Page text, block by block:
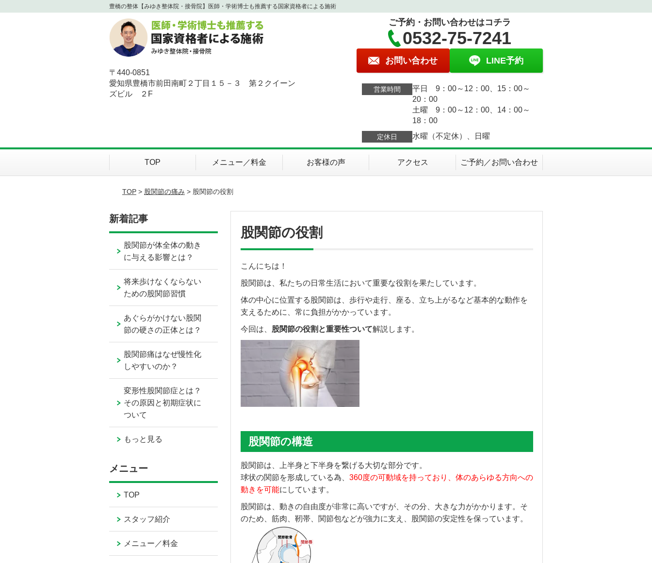
豊橋の整体【みゆき整体院・接骨院】医師・学術博士も推薦する国家資格者による施術
〒440-0851
愛知県豊橋市前田南町２丁目１５－３ 第２クイーン
ズビル ２F
ご予約・お問い合わせはコチラ
0532-75-7241
お問い合わせ LINE予約
営業時間
平日 9：00～12：00、15：00～
20：00
土曜 9：00～12：00、14：00～
18：00
定休日 水曜（不定休）、日曜
TOP メニュー／料金 お客様の声 アクセス ご予約／お問い合わせ
TOP> 股関節の痛み > 股関節の役割
股関節の役割
こんにちは！
股関節は、私たちの日常生活において重要な役割を果たしています。
体の中心に位置する股関節は、歩行や走行、座る、立ち上がるなど基本的な動作を
支えるために、常に負担がかかっています。
今回は、 股関節の役割と重要性ついて解説します。
股関節の構造
股関節は、上半身と下半身を繋げる大切な部分です。
球状の関節を形成している為、 360度の可動域を持っており、体のあらゆる方向への
動きを可能にしています。
股関節は、動きの自由度が非常に高いですが、その分、大きな力がかかります。そ
のため、筋肉、靭帯、関節包などが強力に支え、股関節の安定性を保っています。
新着記事
股関節が体全体の動き
に与える影響とは？
将来歩けなくならない
ための股関節習慣
あぐらがかけない股関
節の硬さの正体とは？
股関節痛はなぜ慢性化
しやすいのか？
変形性股関節症とは？
その原因と初期症状に
ついて
もっと見る
メニュー
TOP
スタッフ紹介
メニュー／料金